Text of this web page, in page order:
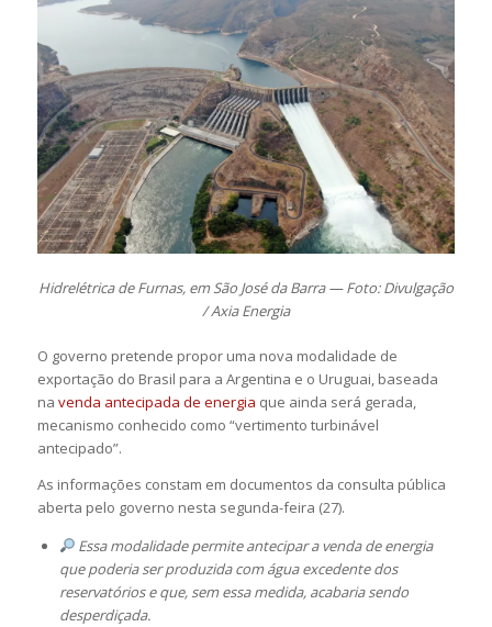
Hidrelétrica de Furnas, em São José da Barra — Foto: Divulgação
/ Axia Energia
O governo pretende propor uma nova modalidade de
exportação do Brasil para a Argentina e o Uruguai, baseada
na venda antecipada de energia que ainda será gerada,
mecanismo conhecido como “vertimento turbinável
antecipado”.
As informações constam em documentos da consulta pública
aberta pelo governo nesta segunda-feira (27).
Essa modalidade permite antecipar a venda de energia
que poderia ser produzida com água excedente dos
reservatórios e que, sem essa medida, acabaria sendo
desperdiçada.